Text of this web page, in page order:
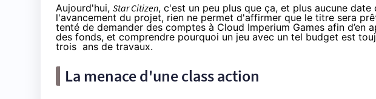
Aujourd'hui, Star Citizen, c'est un peu plus que ça, et plus aucune
l'avancement du projet, rien ne permet d'affirmer que le titre sera
tenté de demander des comptes à Cloud Imperium Games afin d’en
des fonds, et comprendre pourquoi un jeu avec un tel budget est
trois ans de travaux.
La menace d'une class action